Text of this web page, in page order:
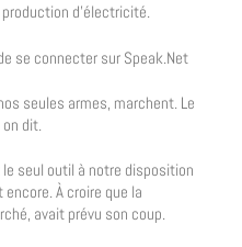
d’électricité.
se connecter sur Speak.Net
seules armes, marchent. Le
dit.
le seul outil à notre disposition
À croire que la
avait prévu son coup.